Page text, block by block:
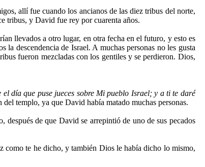
allí fue cuando los ancianos de las diez tribus del norte,
tribus, y David fue rey por cuarenta años.
llevados a otro lugar, en otra fecha en el futuro, y esto es
descendencia de Israel. A muchas personas no les gusta
fueron mezcladas con los gentiles y se perdieron. Dios,
el día que puse jueces sobre Mi pueblo Israel; y a ti te daré
templo, ya que David había matado muchas personas.
de que David se arrepintió de uno de sus pecados
como te he dicho, y también Dios le había dicho lo mismo,